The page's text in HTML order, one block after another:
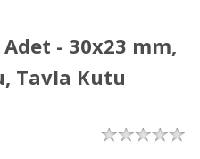
- 30x23 mm,
Tavla Kutu